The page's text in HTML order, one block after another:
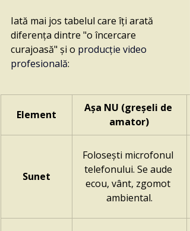
Iată mai jos tabelul care îți arată
diferența dintre "o încercare
curajoasă" și o producție video
profesională:
Element
Așa NU (greșeli de
amator)
Sunet
Folosești microfonul
telefonului. Se aude
ecou, vânt, zgomot
ambiental.